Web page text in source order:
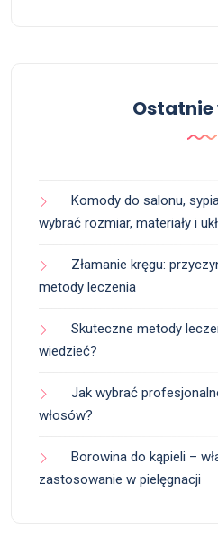
Komody do salonu,
wybrać rozmiar, materiały i
Złamanie kręgu:
metody leczenia
Skuteczne metody
wiedzieć?
Jak wybrać
włosów?
Borowina do kąpieli –
zastosowanie w pielęgnacji